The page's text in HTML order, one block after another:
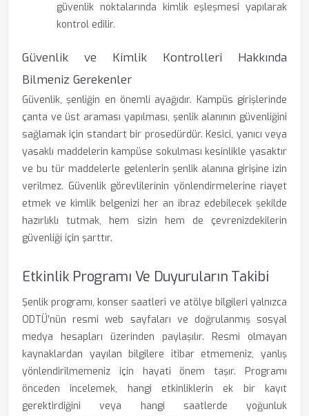
güvenlik noktalarında kimlik eşleşmesi yapılarak
kontrol edilir.
Güvenlik ve Kimlik Kontrolleri Hakkında
Bilmeniz Gerekenler
Güvenlik, şenliğin en önemli ayağıdır. Kampüs girişlerinde
çanta ve üst araması yapılması, şenlik alanının güvenliğini
sağlamak için standart bir prosedürdür. Kesici, yanıcı veya
yasaklı maddelerin kampüse sokulması kesinlikle yasaktır
ve bu tür maddelerle gelenlerin şenlik alanına girişine izin
verilmez. Güvenlik görevlilerinin yönlendirmelerine riayet
etmek ve kimlik belgenizi her an ibraz edebilecek şekilde
hazırlıklı tutmak, hem sizin hem de çevrenizdekilerin
güvenliği için şarttır.
Etkinlik Programı Ve Duyuruların Takibi
Şenlik programı, konser saatleri ve atölye bilgileri yalnızca
ODTÜ’nün resmi web sayfaları ve doğrulanmış sosyal
medya hesapları üzerinden paylaşılır. Resmi olmayan
kaynaklardan yayılan bilgilere itibar etmemeniz, yanlış
yönlendirilmemeniz için hayati önem taşır. Programı
önceden incelemek, hangi etkinliklerin ek bir kayıt
gerektirdiğini veya hangi saatlerde yoğunluk